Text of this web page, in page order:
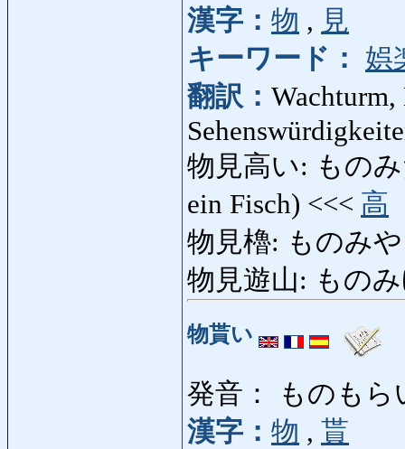
漢字： 物 , 見
キーワード：
娯
翻訳： Wachturm,
物見高い: ものみ
ein Fisch) <<< 高
物見櫓: ものみや
物見遊山: ものみ
物貰い
発音： ものもら
漢字： 物 , 貰